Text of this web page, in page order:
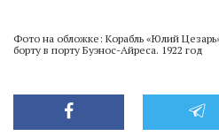
Фото на обложке: Корабль «Юлий
борту в порту Буэнос-Айреса. 1922 год